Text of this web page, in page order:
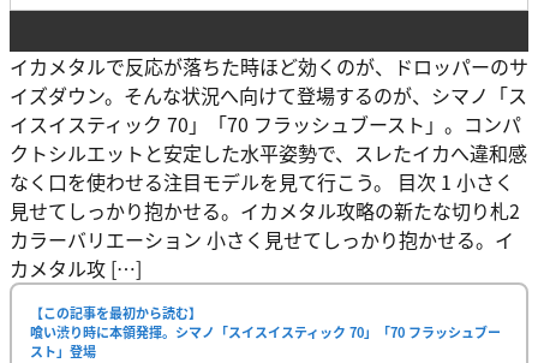
イカメタルで反応が落ちた時ほど効くのが、ドロッパーのサ
イズダウン。そんな状況へ向けて登場するのが、シマノ「ス
イスイスティック 70」「70 フラッシュブースト」。コンパ
クトシルエットと安定した水平姿勢で、スレたイカへ違和感
なく口を使わせる注目モデルを見て行こう。 目次 1 小さく
見せてしっかり抱かせる。イカメタル攻略の新たな切り札2
カラーバリエーション 小さく見せてしっかり抱かせる。イ
カメタル攻 […]
【この記事を最初から読む】
喰い渋り時に本領発揮。シマノ「スイスイスティック 70」「70 フラッシュブー
スト」登場